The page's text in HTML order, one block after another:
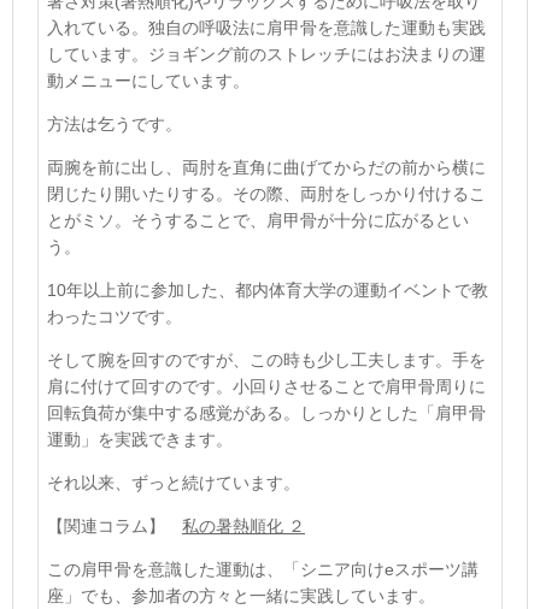
入れている。独自の呼吸法に肩甲骨を意識した運動も実践
しています。ジョギング前のストレッチにはお決まりの運
動メニューにしています。
方法は乞うです。
両腕を前に出し、両肘を直角に曲げてからだの前から横に
閉じたり開いたりする。その際、両肘をしっかり付けるこ
とがミソ。そうすることで、肩甲骨が十分に広がるとい
う。
10年以上前に参加した、都内体育大学の運動イベントで教
わったコツです。
そして腕を回すのですが、この時も少し工夫します。手を
肩に付けて回すのです。小回りさせることで肩甲骨周りに
回転負荷が集中する感覚がある。しっかりとした「肩甲骨
運動」を実践できます。
それ以来、ずっと続けています。
【関連コラム】 私の暑熱順化 ２
この肩甲骨を意識した運動は、「シニア向けeスポーツ講
座」でも、参加者の方々と一緒に実践しています。